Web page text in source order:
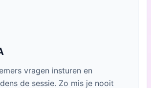
vragen insturen en
de sessie. Zo mis je nooit